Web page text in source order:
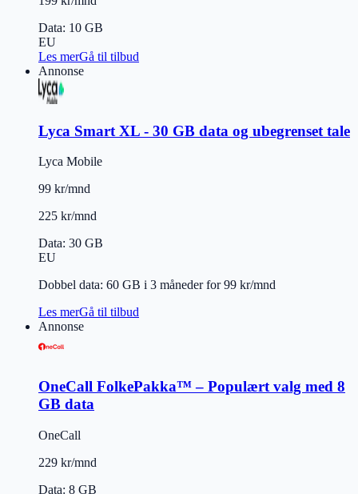
Data: 10 GB
EU
Les merGå til tilbud
Annonse
Lyca Smart XL - 30 GB data og ubegrenset tale
Lyca Mobile
99 kr/mnd
225 kr/mnd
Data: 30 GB
EU
Dobbel data: 60 GB i 3 måneder for 99 kr/mnd
Les merGå til tilbud
Annonse
OneCall FolkePakka™ – Populært valg med 8
GB data
OneCall
229 kr/mnd
Data: 8 GB